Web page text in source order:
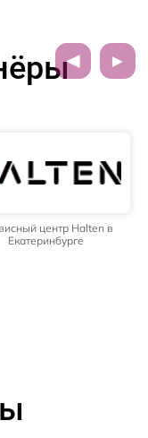
центр Halten в
Екатеринбурге